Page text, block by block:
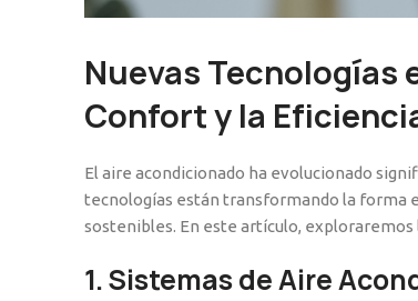
Nuevas Tecnologías
Confort y la
El aire acondicionado ha evolucionado
tecnologías están transformando la forma
sostenibles. En este artículo,
1. Sistemas de Aire